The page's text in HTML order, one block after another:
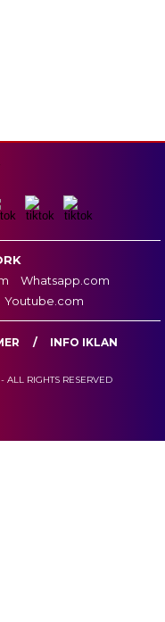
Whatsapp.com
Youtube.com
INFO IKLAN
ALL RIGHTS RESERVED